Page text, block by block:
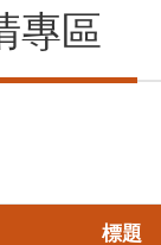
專區
標題